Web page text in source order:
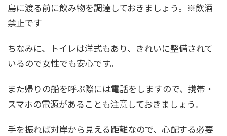
島に渡る前に飲み物を調達しておきましょう。※飲酒
禁止です
ちなみに、トイレは洋式もあり、きれいに整備されて
いるので女性でも安心です。
また帰りの船を呼ぶ際には電話をしますので、携帯・
スマホの電源があることも注意しておきましょう。
手を振れば対岸から見える距離なので、心配する必要